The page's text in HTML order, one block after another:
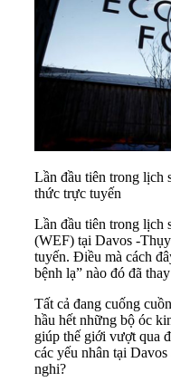
Lần đầu tiên trong lịch
thức trực tuyến
Lần đầu tiên trong lịch
(WEF) tại Davos -
tuyến. Điều mà cách
bệnh lạ” nào đó đã
Tất cả đang cuống
hầu hết những bộ óc
giúp thế giới vượt qua
các yếu nhân tại
nghi?